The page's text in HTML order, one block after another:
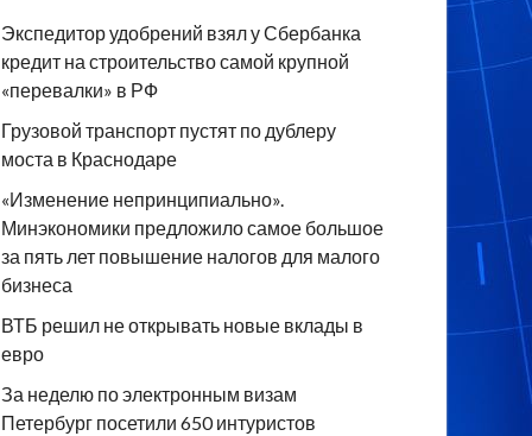
Экспедитор удобрений взял у Сбербанка
кредит на строительство самой крупной
«перевалки» в РФ
Грузовой транспорт пустят по дублеру
моста в Краснодаре
«Изменение непринципиально».
Минэкономики предложило самое большое
за пять лет повышение налогов для малого
бизнеса
ВТБ решил не открывать новые вклады в
евро
За неделю по электронным визам
Петербург посетили 650 интуристов